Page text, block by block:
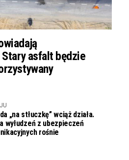
asfalt będzie
„na stłuczkę” wciąż działa.
wyłudzeń z ubezpieczeń
rośnie